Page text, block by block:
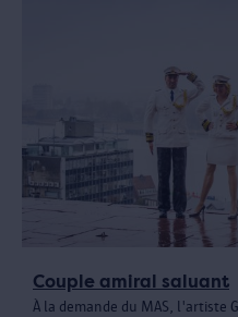
Couple amiral saluant
À la demande du MAS, l'artiste